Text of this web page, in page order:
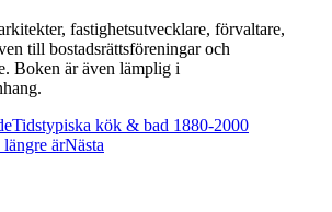
fastighetsutvecklare, förvaltare,
till bostadsrättsföreningar och
Boken är även lämplig i
Tidstypiska kök & bad 1880-2000
ärNästa